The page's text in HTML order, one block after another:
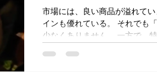
さること」です。 マーケティ
ット」という概念があります
ではありません。価値観、ラ
──それらが一致する“特定の
市場には、良い商品が溢れて
インも優れている。 それでも
少なくありません。 一方で、